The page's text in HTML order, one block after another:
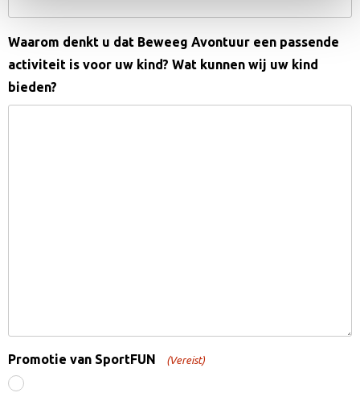
Waarom denkt u dat Beweeg Avontuur een passende
activiteit is voor uw kind? Wat kunnen wij uw kind
bieden?
Promotie van SportFUN (Vereist)